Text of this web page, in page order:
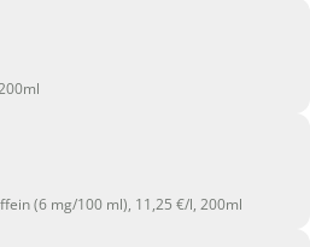
(6 mg/100 ml), 11,25 €/l, 200ml